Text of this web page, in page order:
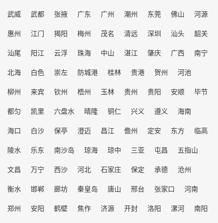
武威
武都 张掖 广东 广州 潮州 东莞 佛山
河源
惠州
江门 揭阳 梅州 茂名 清远 深圳 汕头
韶关
汕尾
阳江 云浮 珠海 中山 湛江 肇庆 广西
南宁
北海
白色 崇左 防城港 桂林 贵港 贺州
河池
柳州
来宾 钦州 梧州 玉林 贵州 贵阳 安顺
毕节
都匀
凯里 六盘水 晴隆 铜仁 兴义 遵义
海南
海口
白沙 保亭 澄迈 昌江 儋州 定安 东方
临高
陵水
乐东 南沙岛 琼海 琼中 三亚 屯昌
五指山
文昌
万宁 西沙 河北 石家庄 保定 承德
沧州
衡水
邯郸 廊坊 秦皇岛 唐山 邢台 张家口
河南
郑州
安阳 鹤壁 焦作 济源 开封 洛阳 漯河
南阳